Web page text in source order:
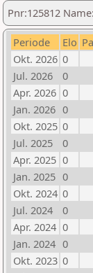
Pnr:125812
Periode Elo
Okt. 2026 0
Jul. 2026
0
Apr. 2026 0
Jan. 2026 0
Okt. 2025 0
Jul. 2025
0
Apr. 2025 0
Jan. 2025 0
Okt. 2024 0
Jul. 2024
0
Apr. 2024 0
Jan. 2024 0
Okt. 2023 0